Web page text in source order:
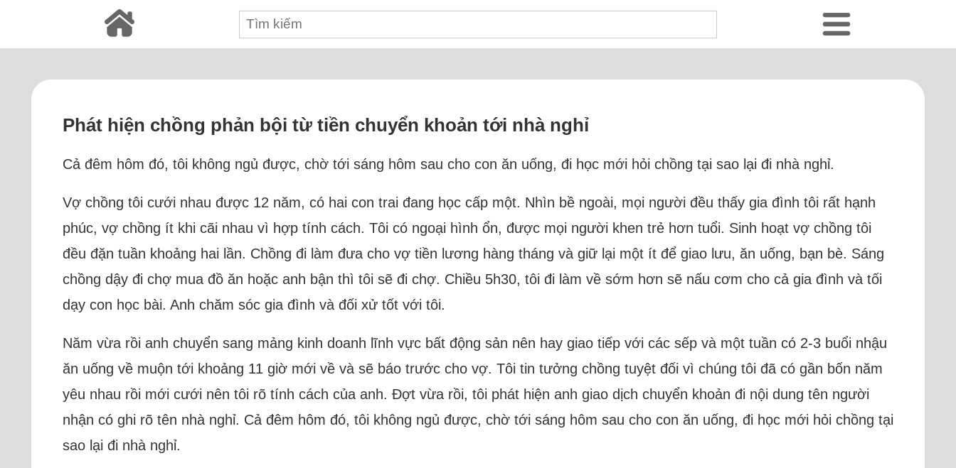
Phát hiện chồng phản bội từ tiền chuyển khoản tới nhà nghỉ
Cả đêm hôm đó, tôi không ngủ được, chờ tới sáng hôm sau cho con ăn uống, đi học mới hỏi chồng tại sao lại đi nhà nghỉ.
Vợ chồng tôi cưới nhau được 12 năm, có hai con trai đang học cấp một. Nhìn bề ngoài, mọi người đều thấy gia đình tôi rất hạnh
phúc, vợ chồng ít khi cãi nhau vì hợp tính cách. Tôi có ngoại hình ổn, được mọi người khen trẻ hơn tuổi. Sinh hoạt vợ chồng tôi
đều đặn tuần khoảng hai lần. Chồng đi làm đưa cho vợ tiền lương hàng tháng và giữ lại một ít để giao lưu, ăn uống, bạn bè. Sáng
chồng dậy đi chợ mua đồ ăn hoặc anh bận thì tôi sẽ đi chợ. Chiều 5h30, tôi đi làm về sớm hơn sẽ nấu cơm cho cả gia đình và tối
dạy con học bài. Anh chăm sóc gia đình và đối xử tốt với tôi.
Năm vừa rồi anh chuyển sang mảng kinh doanh lĩnh vực bất động sản nên hay giao tiếp với các sếp và một tuần có 2-3 buổi nhậu
ăn uống về muộn tới khoảng 11 giờ mới về và sẽ báo trước cho vợ. Tôi tin tưởng chồng tuyệt đối vì chúng tôi đã có gần bốn năm
yêu nhau rồi mới cưới nên tôi rõ tính cách của anh. Đợt vừa rồi, tôi phát hiện anh giao dịch chuyển khoản đi nội dung tên người
nhận có ghi rõ tên nhà nghỉ. Cả đêm hôm đó, tôi không ngủ được, chờ tới sáng hôm sau cho con ăn uống, đi học mới hỏi chồng tại
sao lại đi nhà nghỉ.